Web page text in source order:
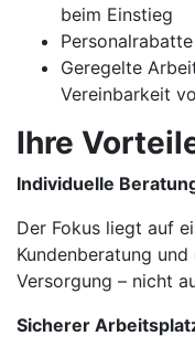
beim Einstieg
Geregelte
Vereinbarkeit
Ihre
Individuelle
Der Fokus liegt auf
Kundenberatung
Versorgung – nicht
Sicherer